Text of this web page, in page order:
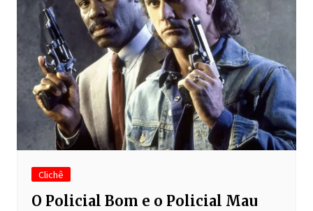
Clichê
O Policial Bom e o Policial Mau